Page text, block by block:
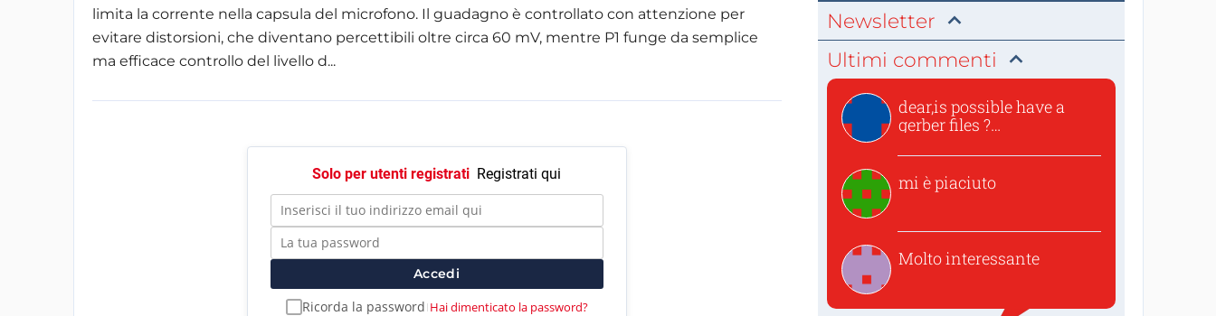
limita la corrente nella capsula del microfono. Il guadagno è controllato con attenzione per
evitare distorsioni, che diventano percettibili oltre circa 60 mV, mentre P1 funge da semplice
ma efficace controllo del livello d...
Solo per utenti registrati Registrati qui
Accedi
Ricorda la password | Hai dimenticato la password?
Newsletter
Ultimi commenti
dear,is possible have a
gerber files ?
mi è piaciuto
Molto interessante